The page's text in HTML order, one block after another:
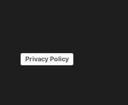
Privacy Policy